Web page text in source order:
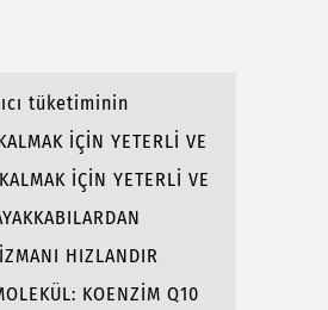
tüketiminin
İÇİN YETERLİ VE
İÇİN YETERLİ VE
HIZLANDIR
KOENZİM Q10